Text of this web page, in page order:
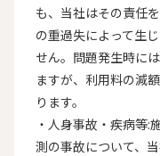
も、当社はその責任
の重過失によって生
せん。問題発生時に
ますが、利用料の減
ります。
・人身事故・疾病等:
測の事故について、